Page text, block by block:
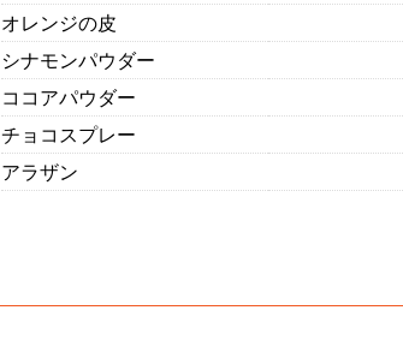
オレンジの皮
シナモンパウダー
ココアパウダー
チョコスプレー
アラザン